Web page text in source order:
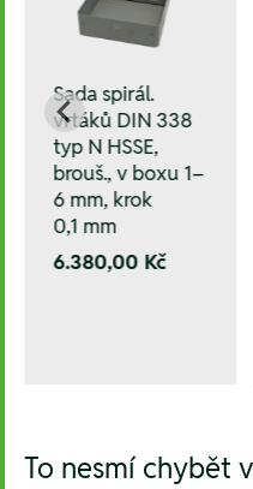
Sada spirál.
vrtáků DIN 338
typ N HSSE,
brouš., v boxu 1–
6 mm, krok
0,1 mm
6.380,00 Kč
To nesmí chybět